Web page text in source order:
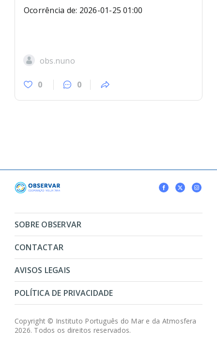
Ocorrência de: 2026-01-25 01:00
obs.nuno
0 0
SOBRE OBSERVAR
CONTACTAR
AVISOS LEGAIS
POLÍTICA DE PRIVACIDADE
Copyright © Instituto Português do Mar e da Atmosfera
2026. Todos os direitos reservados.